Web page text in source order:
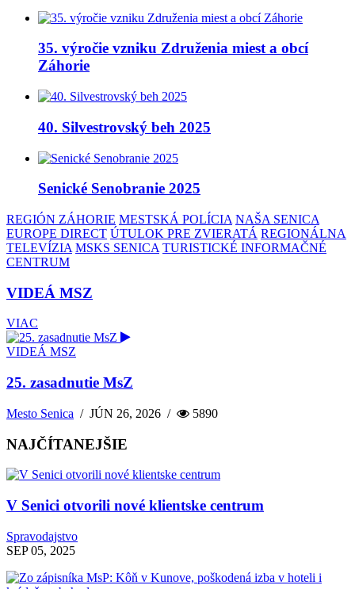
35. výročie vzniku Združenia miest a obcí
Záhorie
40. Silvestrovský beh 2025
Senické Senobranie 2025
REGIÓN ZÁHORIE MESTSKÁ POLÍCIA NAŠA SENICA
EUROPE DIRECT ÚTULOK PRE ZVIERATÁ REGIONÁLNA
TELEVÍZIA MSKS SENICA TURISTICKÉ INFORMAČNÉ
CENTRUM
VIDEÁ MSZ
VIAC
VIDEÁ MSZ
25. zasadnutie MsZ
Mesto Senica /JÚN 26, 2026 / 5890
NAJČÍTANEJŠIE
V Senici otvorili nové klientske centrum
Spravodajstvo
SEP 05, 2025